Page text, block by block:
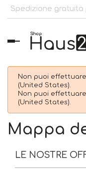
Spedizione gratuita
navigazione
Non puoi
(United States).
Non puoi
(United States).
Mappa
LE NOSTRE